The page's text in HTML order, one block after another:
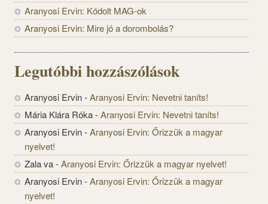
Aranyosi Ervin: Kódolt MAG-ok
Aranyosi Ervin: Mire jó a dorombolás?
Legutóbbi hozzászólások
Aranyosi Ervin-Aranyosi Ervin: Nevetni taníts!
Mária Klára Róka-Aranyosi Ervin: Nevetni taníts!
Aranyosi Ervin-Aranyosi Ervin: Őrizzük a magyar
nyelvet!
Zala va-Aranyosi Ervin: Őrizzük a magyar nyelvet!
Aranyosi Ervin-Aranyosi Ervin: Őrizzük a magyar
nyelvet!